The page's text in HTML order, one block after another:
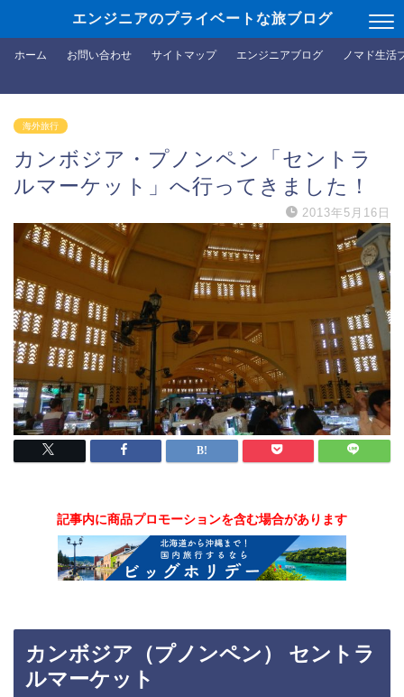
エンジニアのプライベートな旅ブログ
ホーム お問い合わせ サイトマップ エンジニアブログ ノマド生活
海外旅行
カンボジア・プノンペン「セントラ
ルマーケット」へ行ってきました！
2013年5月16日
記事内に商品プロモーションを含む場合があります
カンボジア（プノンペン） セントラ
ルマーケット